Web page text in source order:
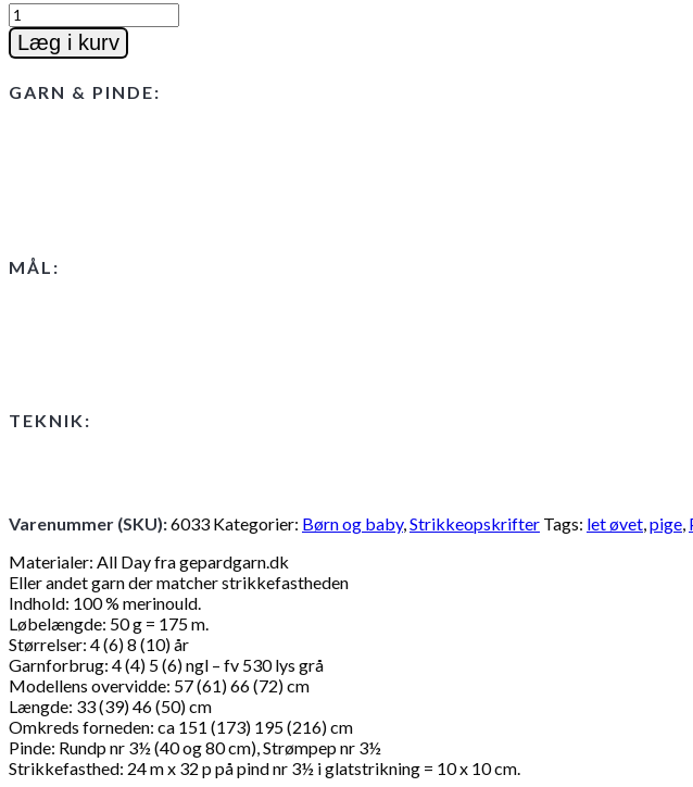
Pige
top
down
antal
Læg i kurv
GARN & PINDE:
MÅL:
TEKNIK:
Varenummer (SKU):6033 Kategorier: Børn og baby, Strikkeopskrifter Tags: let øvet pige
Materialer: All Day fra gepardgarn.dk
Eller andet garn der matcher strikkefastheden
Indhold: 100 % merinould.
Løbelængde: 50 g = 175 m.
Størrelser: 4 (6) 8 (10) år
Garnforbrug: 4 (4) 5 (6) ngl – fv 530 lys grå
Modellens overvidde: 57 (61) 66 (72) cm
Længde: 33 (39) 46 (50) cm
Omkreds forneden: ca 151 (173) 195 (216) cm
Pinde: Rundp nr 3½ (40 og 80 cm), Strømpep nr 3½
Strikkefasthed: 24 m x 32 p på pind nr 3½ i glatstrikning = 10 x 10 cm.